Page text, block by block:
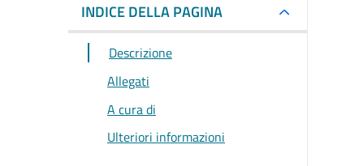
INDICE DELLA PAGINA
Descrizione
Allegati
A cura di
Ulteriori informazioni